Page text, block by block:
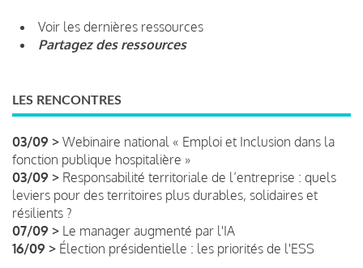
Voir les dernières ressources
Partagez des ressources
LES RENCONTRES
03/09 > Webinaire national « Emploi et Inclusion dans la
fonction publique hospitalière »
03/09 > Responsabilité territoriale de l’entreprise : quels
leviers pour des territoires plus durables, solidaires et
résilients ?
07/09 > Le manager augmenté par l'IA
16/09 > Élection présidentielle : les priorités de l'ESS